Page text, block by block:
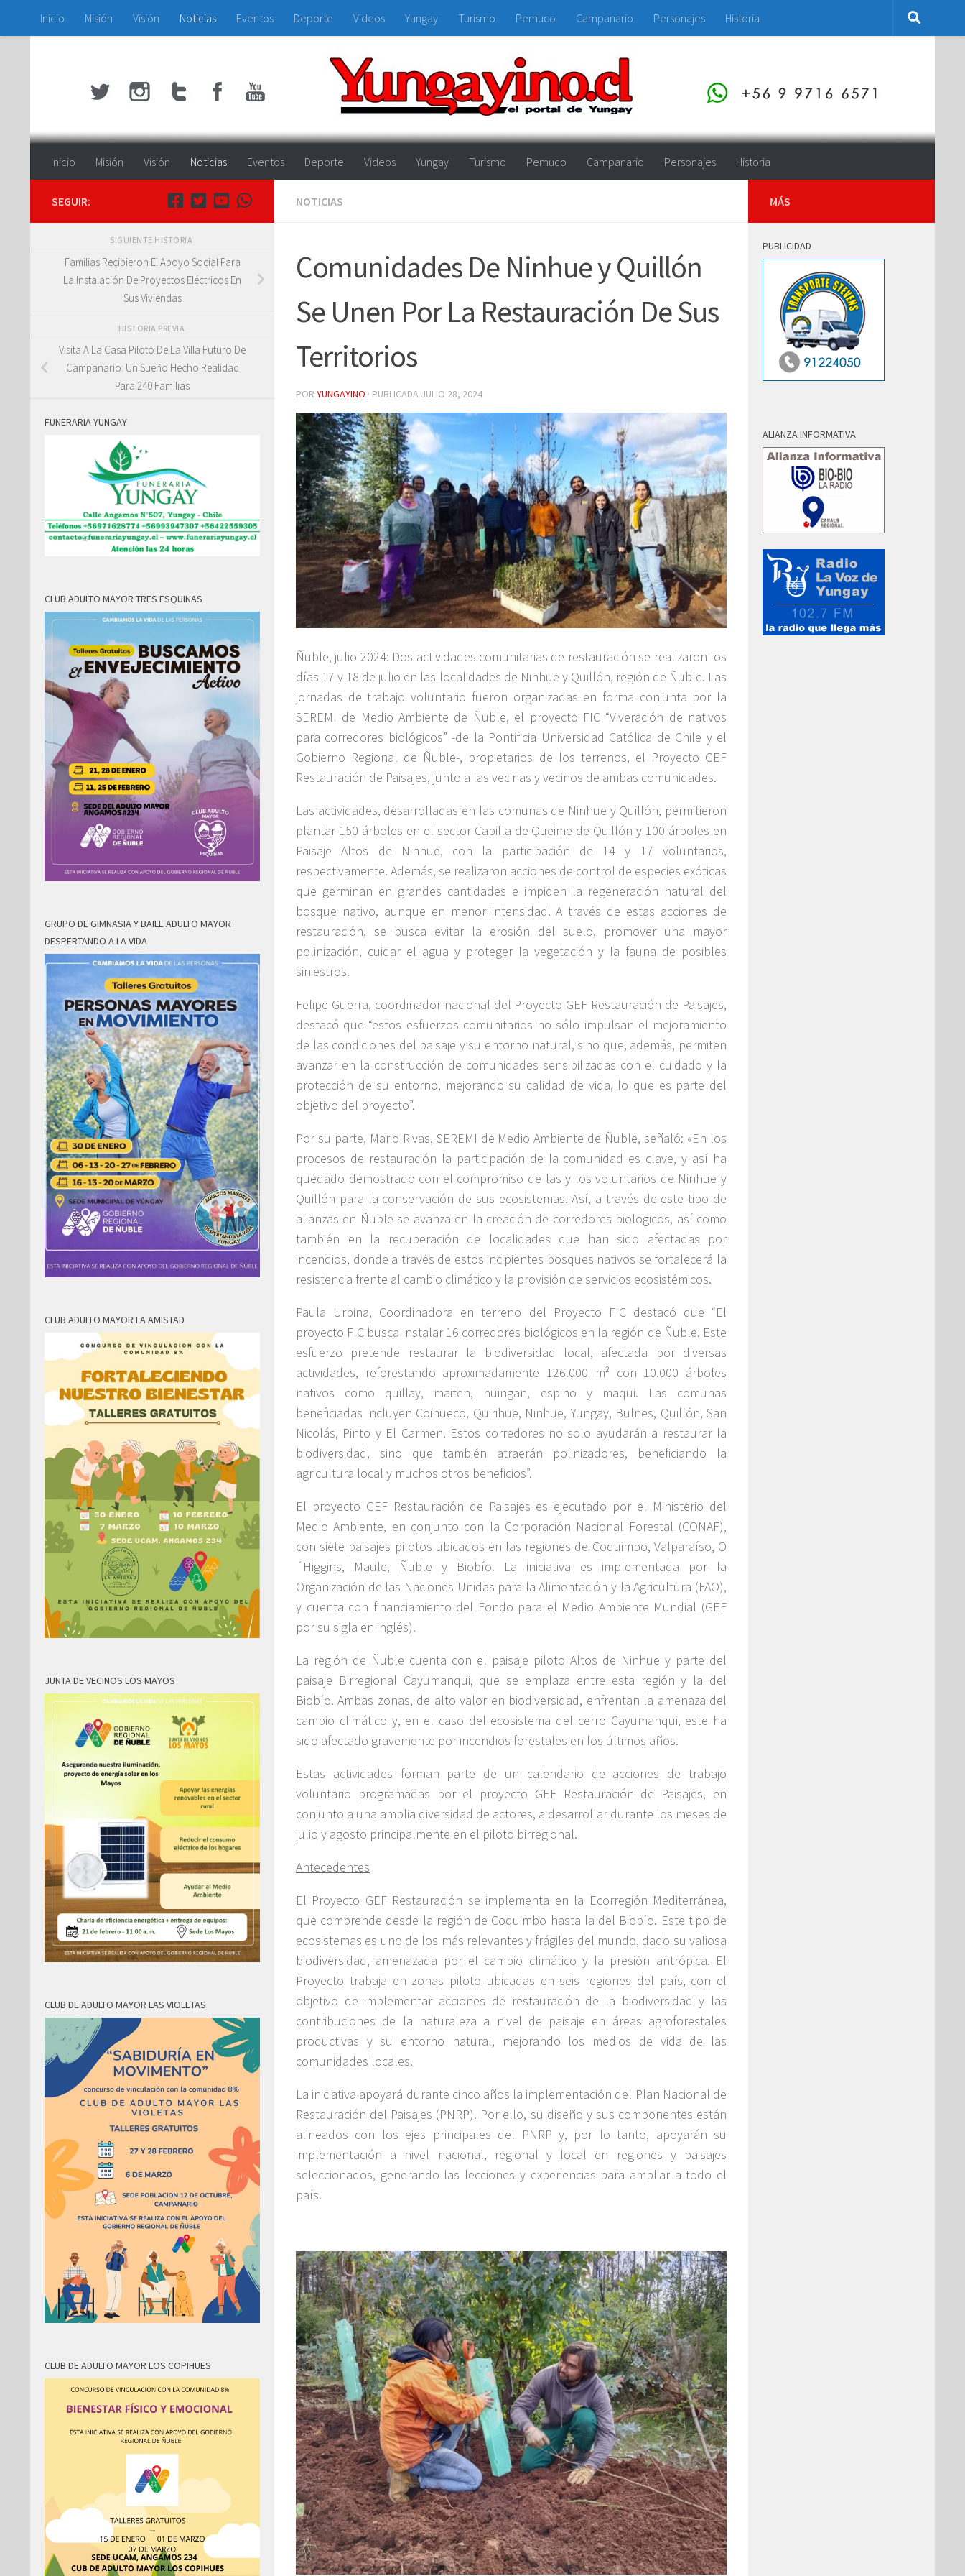
Saltar al contenido
Inicio Misión Visión Noticias Eventos Deporte Videos Yungay Turismo Pemuco Campanario Personajes Historia
Inicio Misión Visión Noticias Eventos Deporte Videos Yungay Turismo Pemuco Campanario Personajes Historia
NOTICIAS
Comunidades De Ninhue y Quillón
Se Unen Por La Restauración De Sus
Territorios
POR YUNGAYINO · PUBLICADA JULIO 28, 2024
Ñuble, julio 2024: Dos actividades comunitarias de restauración se realizaron los
días 17 y 18 de julio en las localidades de Ninhue y Quillón, región de Ñuble. Las
jornadas de trabajo voluntario fueron organizadas en forma conjunta por la
SEREMI de Medio Ambiente de Ñuble, el proyecto FIC “Viveración de nativos
para corredores biológicos” -de la Pontificia Universidad Católica de Chile y el
Gobierno Regional de Ñuble-, propietarios de los terrenos, el Proyecto GEF
Restauración de Paisajes, junto a las vecinas y vecinos de ambas comunidades.
Las actividades, desarrolladas en las comunas de Ninhue y Quillón, permitieron
plantar 150 árboles en el sector Capilla de Queime de Quillón y 100 árboles en
Paisaje Altos de Ninhue, con la participación de 14 y 17 voluntarios,
respectivamente. Además, se realizaron acciones de control de especies exóticas
que germinan en grandes cantidades e impiden la regeneración natural del
bosque nativo, aunque en menor intensidad. A través de estas acciones de
restauración, se busca evitar la erosión del suelo, promover una mayor
polinización, cuidar el agua y proteger la vegetación y la fauna de posibles
siniestros.
Felipe Guerra, coordinador nacional del Proyecto GEF Restauración de Paisajes,
destacó que “estos esfuerzos comunitarios no sólo impulsan el mejoramiento
de las condiciones del paisaje y su entorno natural, sino que, además, permiten
avanzar en la construcción de comunidades sensibilizadas con el cuidado y la
protección de su entorno, mejorando su calidad de vida, lo que es parte del
objetivo del proyecto”.
Por su parte, Mario Rivas, SEREMI de Medio Ambiente de Ñuble, señaló: «En los
procesos de restauración la participación de la comunidad es clave, y así ha
quedado demostrado con el compromiso de las y los voluntarios de Ninhue y
Quillón para la conservación de sus ecosistemas. Así, a través de este tipo de
alianzas en Ñuble se avanza en la creación de corredores biologicos, así como
también en la recuperación de localidades que han sido afectadas por
incendios, donde a través de estos incipientes bosques nativos se fortalecerá la
resistencia frente al cambio climático y la provisión de servicios ecosistémicos.
Paula Urbina, Coordinadora en terreno del Proyecto FIC destacó que “El
proyecto FIC busca instalar 16 corredores biológicos en la región de Ñuble. Este
esfuerzo pretende restaurar la biodiversidad local, afectada por diversas
actividades, reforestando aproximadamente 126.000 m² con 10.000 árboles
nativos como quillay, maiten, huingan, espino y maqui. Las comunas
beneficiadas incluyen Coihueco, Quirihue, Ninhue, Yungay, Bulnes, Quillón, San
Nicolás, Pinto y El Carmen. Estos corredores no solo ayudarán a restaurar la
biodiversidad, sino que también atraerán polinizadores, beneficiando la
agricultura local y muchos otros beneficios”.
El proyecto GEF Restauración de Paisajes es ejecutado por el Ministerio del
Medio Ambiente, en conjunto con la Corporación Nacional Forestal (CONAF),
con siete paisajes pilotos ubicados en las regiones de Coquimbo, Valparaíso, O
´Higgins, Maule, Ñuble y Biobío. La iniciativa es implementada por la
Organización de las Naciones Unidas para la Alimentación y la Agricultura (FAO),
y cuenta con financiamiento del Fondo para el Medio Ambiente Mundial (GEF
por su sigla en inglés).
La región de Ñuble cuenta con el paisaje piloto Altos de Ninhue y parte del
paisaje Birregional Cayumanqui, que se emplaza entre esta región y la del
Biobío. Ambas zonas, de alto valor en biodiversidad, enfrentan la amenaza del
cambio climático y, en el caso del ecosistema del cerro Cayumanqui, este ha
sido afectado gravemente por incendios forestales en los últimos años.
Estas actividades forman parte de un calendario de acciones de trabajo
voluntario programadas por el proyecto GEF Restauración de Paisajes, en
conjunto a una amplia diversidad de actores, a desarrollar durante los meses de
julio y agosto principalmente en el piloto birregional.
Antecedentes
El Proyecto GEF Restauración se implementa en la Ecorregión Mediterránea,
que comprende desde la región de Coquimbo hasta la del Biobío. Este tipo de
ecosistemas es uno de los más relevantes y frágiles del mundo, dado su valiosa
biodiversidad, amenazada por el cambio climático y la presión antrópica. El
Proyecto trabaja en zonas piloto ubicadas en seis regiones del país, con el
objetivo de implementar acciones de restauración de la biodiversidad y las
contribuciones de la naturaleza a nivel de paisaje en áreas agroforestales
productivas y su entorno natural, mejorando los medios de vida de las
comunidades locales.
La iniciativa apoyará durante cinco años la implementación del Plan Nacional de
Restauración del Paisajes (PNRP). Por ello, su diseño y sus componentes están
alineados con los ejes principales del PNRP y, por lo tanto, apoyarán su
implementación a nivel nacional, regional y local en regiones y paisajes
seleccionados, generando las lecciones y experiencias para ampliar a todo el
país.
SEGUIR:
SIGUIENTE HISTORIA
Familias Recibieron El Apoyo Social Para
La Instalación De Proyectos Eléctricos En
Sus Viviendas
HISTORIA PREVIA
Visita A La Casa Piloto De La Villa Futuro De
Campanario: Un Sueño Hecho Realidad
Para 240 Familias
FUNERARIA YUNGAY
CLUB ADULTO MAYOR TRES ESQUINAS
GRUPO DE GIMNASIA Y BAILE ADULTO MAYOR
DESPERTANDO A LA VIDA
CLUB ADULTO MAYOR LA AMISTAD
JUNTA DE VECINOS LOS MAYOS
CLUB DE ADULTO MAYOR LAS VIOLETAS
CLUB DE ADULTO MAYOR LOS COPIHUES
MÁS
PUBLICIDAD
ALIANZA INFORMATIVA